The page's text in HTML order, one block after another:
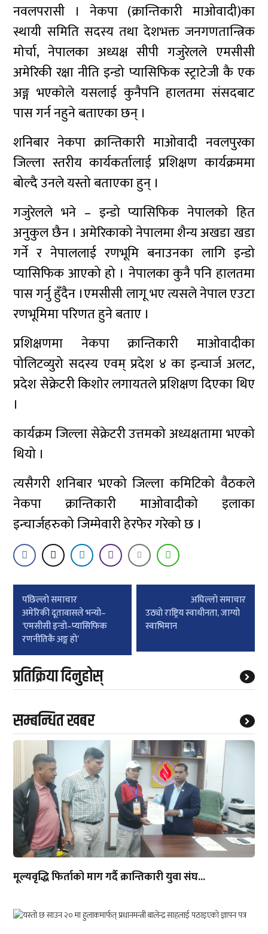
नवलपरासी । नेकपा (क्रान्तिकारी माओवादी)का
स्थायी समिति सदस्य तथा देशभक्त जनगणतान्त्रिक
माेर्चा, नेपालका अध्यक्ष सीपी गजुरेलले एमसीसी
अमेरिकी रक्षा नीति इन्डो प्यासिफिक स्ट्राटेजी कै एक
अङ्ग भएकाेले यसलाई कुनैपनि हालतमा संसदबाट
पास गर्न नहुने बताएका छन् ।
शनिबार नेकपा क्रान्तिकारी माओवादी नवलपुरका
जिल्ला स्तरीय कार्यकर्तालाई प्रशिक्षण कार्यक्रममा
बोल्दै उनले यस्तो बताएका हुन् ।
गजुरेलले भने – इन्डो प्यासिफिक नेपालको हित
अनुकुल छैन । अमेरिकाको नेपालमा शैन्य अखडा खडा
गर्ने र नेपाललाई रणभूमि बनाउनका लागि इन्डो
प्यासिफिक आएको हो । नेपालका कुनै पनि हालतमा
पास गर्नु हुँदैन ।एमसीसी लागू भए त्यसले नेपाल एउटा
रणभूमिमा परिणत हुने बताए ।
प्रशिक्षणमा नेकपा क्रान्तिकारी माओवादीका
पोलिटव्युरो सदस्य एवम् प्रदेश ४ का इन्चार्ज अलट,
प्रदेश सेक्रेटरी किशाेर लगायतले प्रशिक्षण दिएका थिए
।
कार्यक्रम जिल्ला सेक्रेटरी उत्तमको अध्यक्षतामा भएको
थियो ।
त्यसैगरी शनिबार भएको जिल्ला कमिटिको वैठकले
नेकपा क्रान्तिकारी माओवादीको इलाका
इन्चार्जहरुको जिम्मेवारी हेरफेर गरेको छ ।
Post
navigation
पछिल्लाे समाचार
अमेरिकी दूतावासले भन्यो–
‘एमसीसी इन्डो–प्यासिफिक
रणनीतिकै अङ्ग हो’
अघिल्लाे समाचार
उठ्याे राष्ट्रिय स्वाधीनता, जाग्याे
स्वाभिमान
प्रतिक्रिया दिनुहोस्
सम्बन्धित खबर
मूल्यवृद्धि फिर्ताको माग गर्दै क्रान्तिकारी युवा संघ...